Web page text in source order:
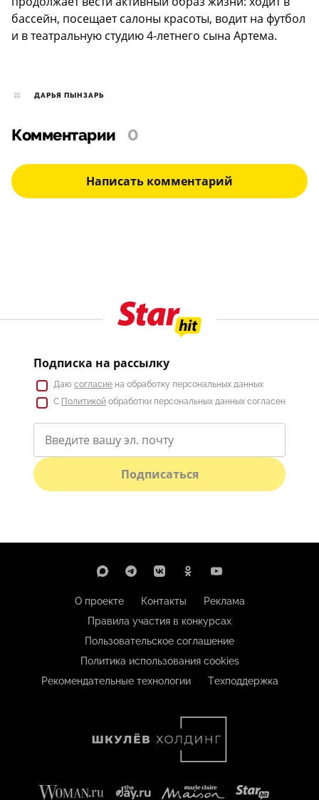
бассейн, посещает салоны красоты, водит на футбол
и в театральную студию 4-летнего сына Артема.
ДАРЬЯ ПЫНЗАРЬ
Комментарии 0
Написать комментарий
Подписка на рассылку
Даю согласие на обработку персональных данных
С Политикой обработки персональных данных согласен
Подписаться
О проекте Контакты
Реклама
Правила участия в конкурсах
Пользовательское соглашение
Политика использования cookies
Рекомендательные технологии
Техподдержка